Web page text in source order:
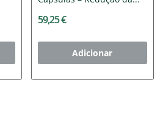
59,25 €
Adicionar